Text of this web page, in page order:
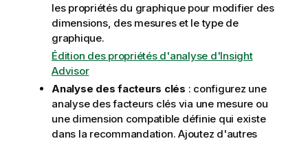
les propriétés du graphique pour modifier des
dimensions, des mesures et le type de
graphique.
Édition des propriétés d'analyse d'Insight
Advisor
Analyse des facteurs clés : configurez une
analyse des facteurs clés via une mesure ou
une dimension compatible définie qui existe
dans la recommandation. Ajoutez d'autres